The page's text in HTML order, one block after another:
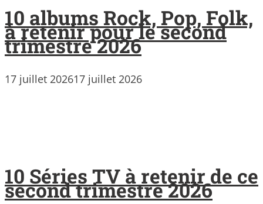
10 albums Rock, Pop, Folk,
à retenir pour le second
trimestre 2026
17 juillet 202617 juillet 2026
10 Séries TV à retenir de ce
second trimestre 2026